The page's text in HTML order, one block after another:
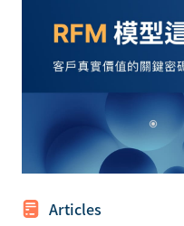
Articles